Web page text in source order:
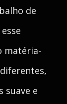
de
matéria-
suave e